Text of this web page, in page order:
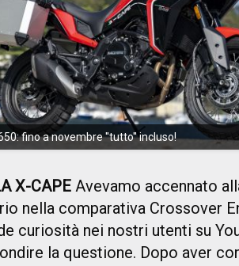
fino a novembre ''tutto'' incluso!
X-CAPE Avevamo accennato
nella comparativa Crossover
curiosità nei nostri utenti su
la questione. Dopo aver